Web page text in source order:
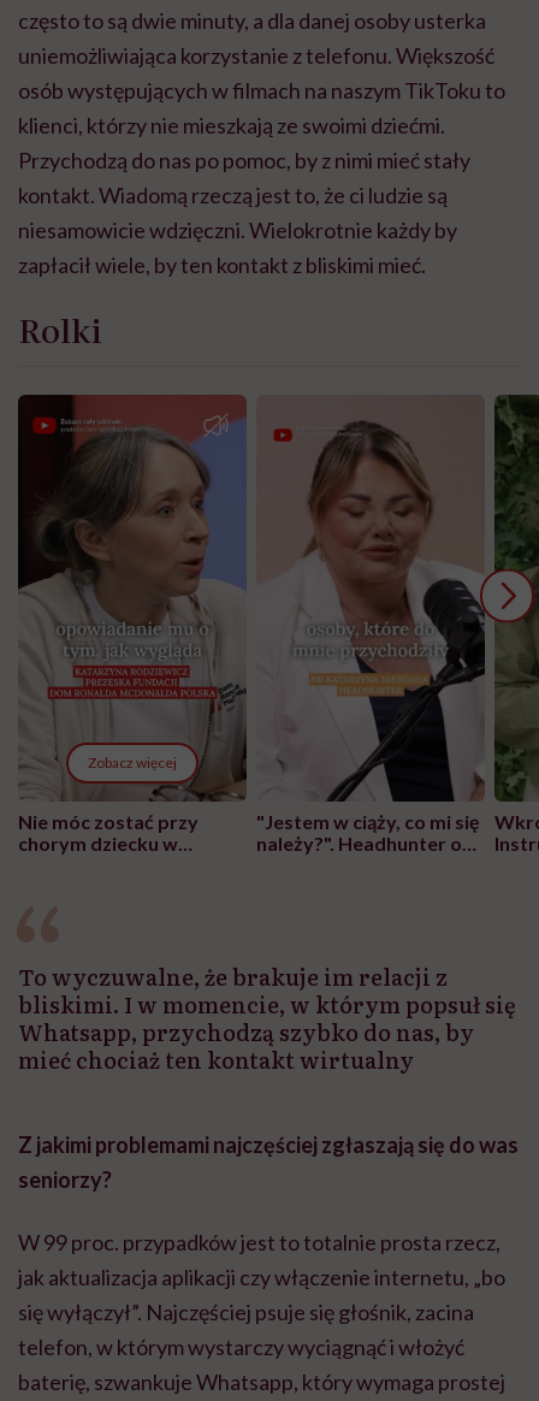
często to są dwie minuty, a dla danej osoby usterka
uniemożliwiająca korzystanie z telefonu. Większość
osób występujących w filmach na naszym TikToku to
klienci, którzy nie mieszkają ze swoimi dziećmi.
Przychodzą do nas po pomoc, by z nimi mieć stały
kontakt. Wiadomą rzeczą jest to, że ci ludzie są
niesamowicie wdzięczni. Wielokrotnie każdy by
zapłacił wiele, by ten kontakt z bliskimi mieć.
Rolki
Zobacz więcej
Nie móc zostać przy
chorym dziecku w
"Jestem w ciąży, co mi się
należy?". Headhunter o
To wyczuwalne, że brakuje im relacji z
bliskimi. I w momencie, w którym popsuł się
Whatsapp, przychodzą szybko do nas, by
mieć chociaż ten kontakt wirtualny
Z jakimi problemami najczęściej zgłaszają się do was
seniorzy?
W 99 proc. przypadków jest to totalnie prosta rzecz,
jak aktualizacja aplikacji czy włączenie internetu, „bo
się wyłączył”. Najczęściej psuje się głośnik, zacina
telefon, w którym wystarczy wyciągnąć i włożyć
baterię, szwankuje Whatsapp, który wymaga prostej